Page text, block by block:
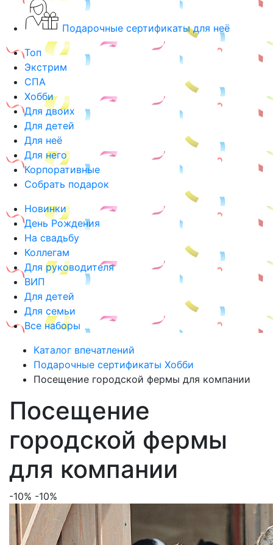
Подарочные сертификаты для неё
Топ
Экстрим
СПА
Хобби
Для двоих
Для детей
Для неё
Для него
Корпоративные
Собрать подарок
Новинки
День Рождения
На свадьбу
Коллегам
Для руководителя
ВИП
Для детей
Для семьи
Все наборы
Каталог впечатлений
Подарочные сертификаты Хобби
Посещение городской фермы для компании
Посещение
городской фермы
для компании
-10% -10%